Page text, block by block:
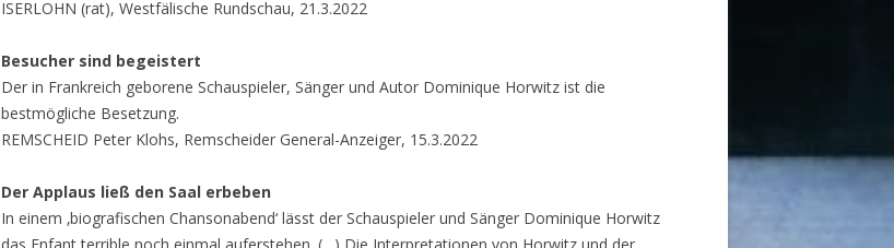
ISERLOHN (rat), Westfälische Rundschau, 21.3.2022
Besucher sind begeistert
Der in Frankreich geborene Schauspieler, Sänger und Autor Dominique Horwitz ist die
bestmögliche Besetzung.
REMSCHEID Peter Klohs, Remscheider General-Anzeiger, 15.3.2022
Der Applaus ließ den Saal erbeben
In einem ‚biografischen Chansonabend‘ lässt der Schauspieler und Sänger Dominique Horwitz